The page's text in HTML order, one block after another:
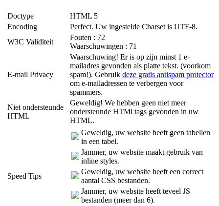
Doctype
HTML 5
Encoding
Perfect. Uw ingestelde Charset is UTF-8.
W3C Validiteit
Fouten : 72
Waarschuwingen : 71
E-mail Privacy
Waarschuwing! Er is op zijn minst 1 e-
mailadres gevonden als platte tekst. (voorkom
spam!). Gebruik deze gratis antispam protector
om e-mailadressen te verbergen voor
spammers.
Niet ondersteunde
HTML
Geweldig! We hebben geen niet meer
ondersteunde HTMl tags gevonden in uw
HTML.
Speed Tips
Geweldig, uw website heeft geen tabellen
in een tabel.
Jammer, uw website maakt gebruik van
inline styles.
Geweldig, uw website heeft een correct
aantal CSS bestanden.
Jammer, uw website heeft teveel JS
bestanden (meer dan 6).